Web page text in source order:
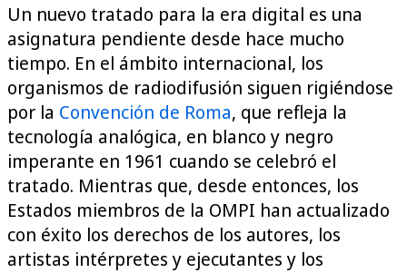
Un nuevo tratado para la era digital es una
asignatura pendiente desde hace mucho
tiempo. En el ámbito internacional, los
organismos de radiodifusión siguen rigiéndose
por la Convención de Roma, que refleja la
tecnología analógica, en blanco y negro
imperante en 1961 cuando se celebró el
tratado. Mientras que, desde entonces, los
Estados miembros de la OMPI han actualizado
con éxito los derechos de los autores, los
artistas intérpretes y ejecutantes y los